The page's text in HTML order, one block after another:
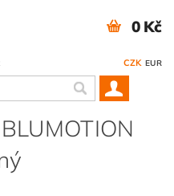
CZK EUR
0 Kč